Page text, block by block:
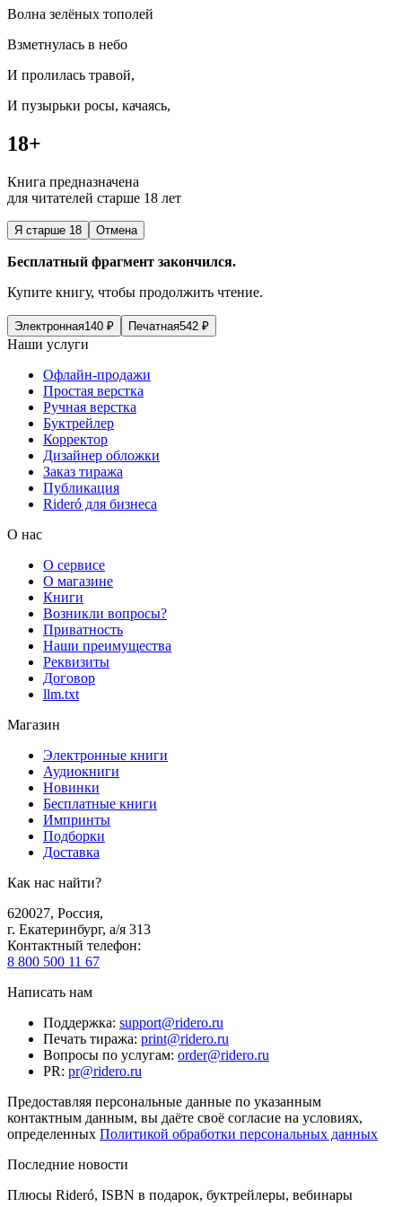
Волна зелёных тополей
Взметнулась в небо
И пролилась травой,
И пузырьки росы, качаясь,
18+
Книга предназначена
для читателей старше 18 лет
Я старше 18 Отмена
Бесплатный фрагмент закончился.
Купите книгу, чтобы продолжить чтение.
Электронная140 ₽ Печатная542 ₽
Наши услуги
Офлайн-продажи
Простая верстка
Ручная верстка
Буктрейлер
Корректор
Дизайнер обложки
Заказ тиража
Публикация
Rideró для бизнеса
О нас
О сервисе
О магазине
Книги
Возникли вопросы?
Приватность
Наши преимущества
Реквизиты
Договор
llm.txt
Магазин
Электронные книги
Аудиокниги
Новинки
Бесплатные книги
Импринты
Подборки
Доставка
Как нас найти?
620027, Россия,
г. Екатеринбург, а/я 313
Контактный телефон:
8 800 500 11 67
Написать нам
Поддержка: support@ridero.ru
Печать тиража: print@ridero.ru
Вопросы по услугам: order@ridero.ru
PR: pr@ridero.ru
Предоставляя персональные данные по указанным
контактным данным, вы даёте своё согласие на условиях,
определенных Политикой обработки персональных данных
Последние новости
Плюсы Rideró, ISBN в подарок, буктрейлеры, вебинары